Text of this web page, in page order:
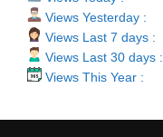
Views Yesterday :
Views Last 7 days :
Views Last 30 days :
Views This Year :